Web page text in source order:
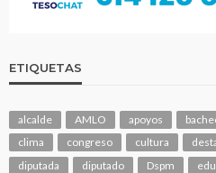
ETIQUETAS
alcalde AMLO apoyos
clima
congreso cultura
diputada
diputado Dspm